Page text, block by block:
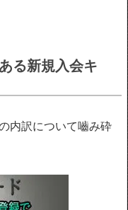
る新規入会キ
内訳について嚙み砕